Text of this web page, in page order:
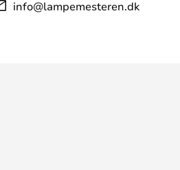
info@lampemesteren.dk